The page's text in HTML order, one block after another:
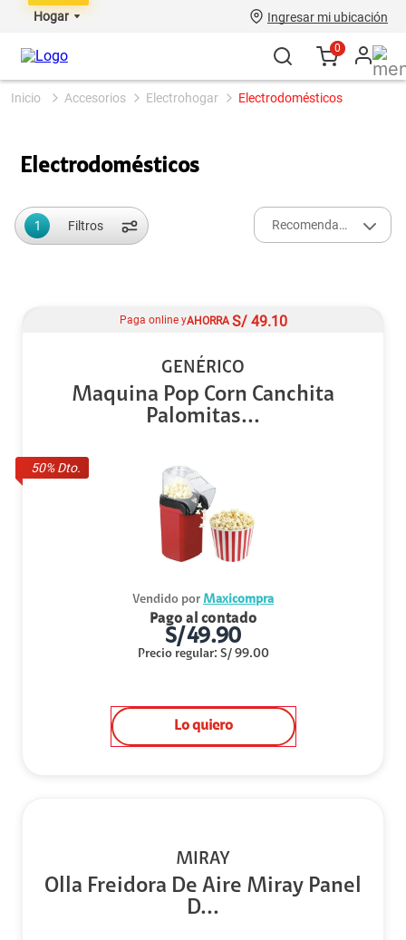
Hogar Ingresar mi ubicación
0
accesorios electrohogar electrodomésticos
Electrodomésticos
1 Filtros Recomendados
50% Dto.
Paga online yAHORRA S/ 49.10
GENÉRICO
Maquina Pop Corn Canchita
Palomitas...
Vendido por Maxicompra
Pago al contado
S/49.90
Precio regular: S/ 99.00
Lo quiero
MIRAY
Olla Freidora De Aire Miray Panel
D...